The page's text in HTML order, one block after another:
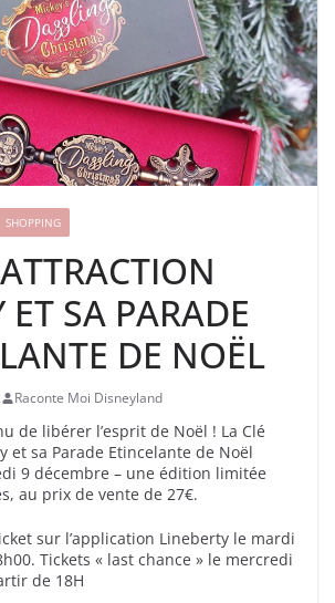
SHOPPING
ET SA PARADE
DE NOËL
Raconte Moi Disneyland
de libérer l’esprit de Noël ! La Clé
et sa Parade Etincelante de Noël
9 décembre – une édition limitée
au prix de vente de 27€.
sur l’application Lineberty le mardi
Tickets « last chance » le mercredi
de 18H